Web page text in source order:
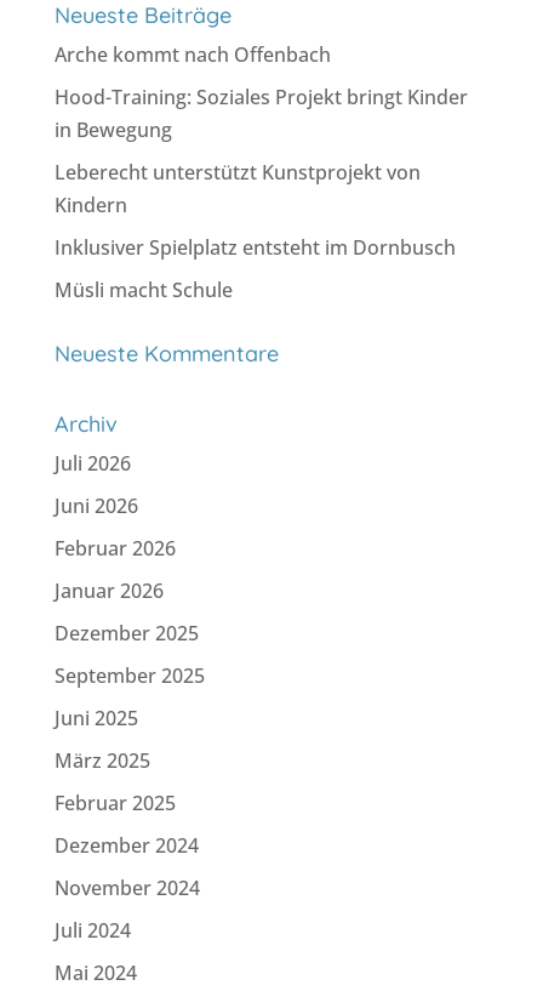
Neueste Beiträge
Arche kommt nach Offenbach
Hood-Training: Soziales Projekt bringt Kinder
in Bewegung
Leberecht unterstützt Kunstprojekt von
Kindern
Inklusiver Spielplatz entsteht im Dornbusch
Müsli macht Schule
Neueste Kommentare
Archiv
Juli 2026
Juni 2026
Februar 2026
Januar 2026
Dezember 2025
September 2025
Juni 2025
März 2025
Februar 2025
Dezember 2024
November 2024
Juli 2024
Mai 2024